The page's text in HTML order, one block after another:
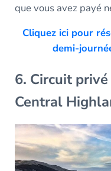
que vous avez payé
Cliquez ici pour
demi-
6. Circuit
Central